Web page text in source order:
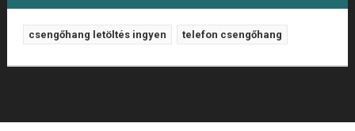
csengőhang letöltés ingyen telefon csengőhang